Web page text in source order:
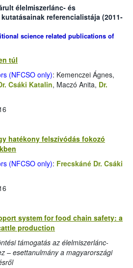
élelmiszerlánc- és
referencialistája (2011-
science related publications of
túl
(NFCSO only): Kemenczei Ágnes,
Csáki Katalin, Maczó Anita, Dr.
hatékony felszívódás fokozó
(NFCSO only): Frecskáné Dr. Csáki
system for food chain safety: a
production
támogatás az élelmiszerlánc-
– esettanulmány a magyarországi